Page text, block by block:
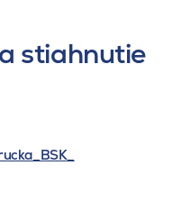
stiahnutie